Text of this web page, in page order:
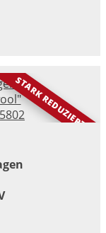
STARK REDUZIERT